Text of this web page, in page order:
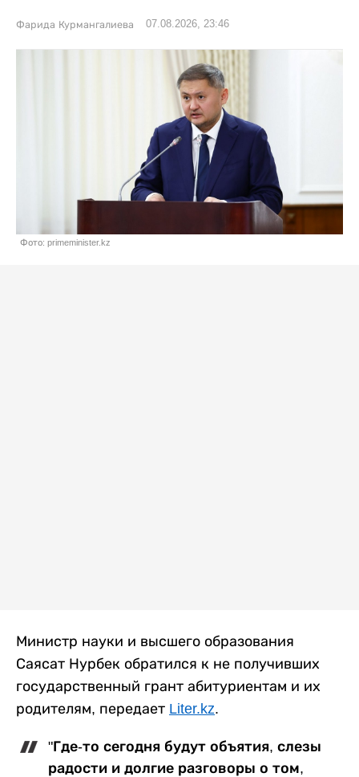
Фарида Курмангалиева 07.08.2026, 23:46
Фото: primeminister.kz
Министр науки и высшего образования
Саясат Нурбек обратился к не получивших
государственный грант абитуриентам и их
родителям, передает Liter.kz.
"Где-то сегодня будут объятия, слезы
радости и долгие разговоры о том,